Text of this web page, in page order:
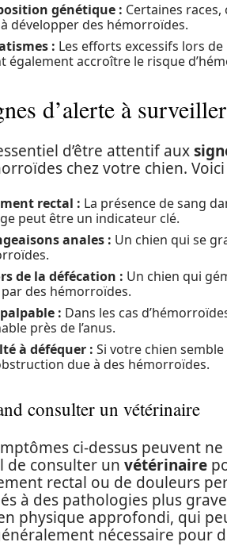
génétique : Certaines
développer des hémorroïdes.
: Les efforts excessifs lors
également accroître le risque
d’alerte à surveiller
d’être attentif aux
chez votre chien.
rectal : La présence de sang
peut être un indicateur clé.
anales : Un chien qui se
de la défécation : Un chien qui
des hémorroïdes.
: Dans les cas
près de l’anus.
à déféquer : Si votre chien
due à des hémorroïdes.
consulter un vétérinaire
ci-dessus peuvent
de consulter un vétérinaire
rectal ou de douleurs
à des pathologies plus
physique approfondi, qui
nécessaire pour